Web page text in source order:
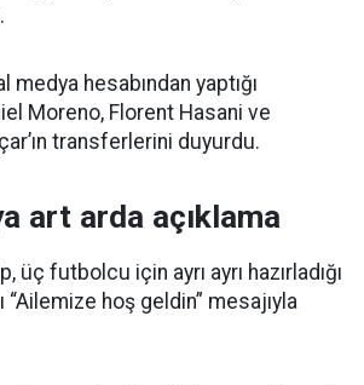
medya hesabından yaptığı
Moreno, Florent Hasani ve
transferlerini duyurdu.
art arda açıklama
üç futbolcu için ayrı ayrı hazırladığı
“Ailemize hoş geldin” mesajıyla